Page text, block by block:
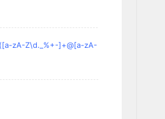
zA-Z\d._%+-]+@[a-zA-